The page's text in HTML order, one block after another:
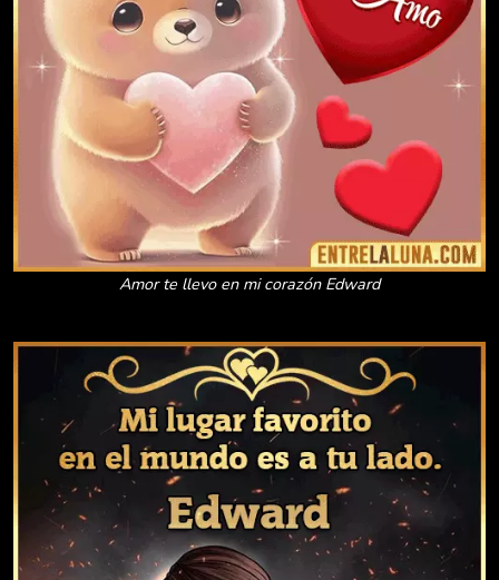
Amor te llevo en mi corazón Edward